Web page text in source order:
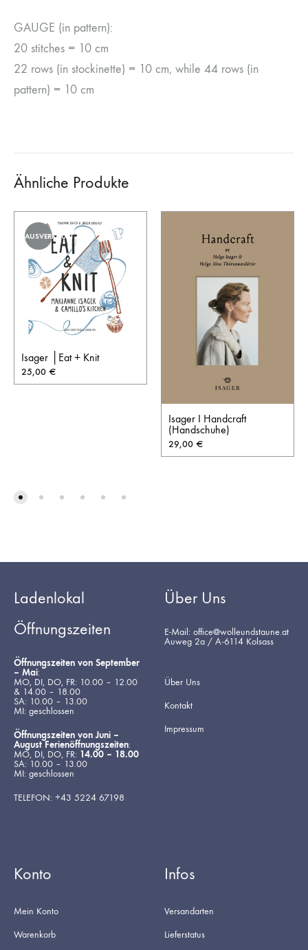
GAUGE (in pattern):
20 stitches = 10 cm
22 rows (in stockinette) = 10 cm, while 44 rows (in
pattern) = 10 cm
Ähnliche Produkte
AUSVERKAUFT
Isager │Eat + Knit
25,00 €
Isager I Handcraft
(Handschuhe)
29,00 €
Ladenlokal
Öffnungszeiten
Öffnungszeiten von September
– Mai:
MO, DI, DO, FR: 10.00 – 12.00
& 14.00 – 18.00
SA: 10.00 – 13.00
MI: geschlossen
Öffnungszeiten von Juni –
August Ferienöffnungszeiten:
MO, DI, DO, FR: 14.00 – 18.00
SA: 10.00 – 13.00
MI: geschlossen
TELEFON: +43 5224 67198
Über Uns
E-Mail: office@wolleundstaune.at
Auweg 2a / A-6114 Kolsass
Über Uns
Kontakt
Impressum
Konto
Mein Konto
Warenkorb
Infos
Versandarten
Lieferstatus